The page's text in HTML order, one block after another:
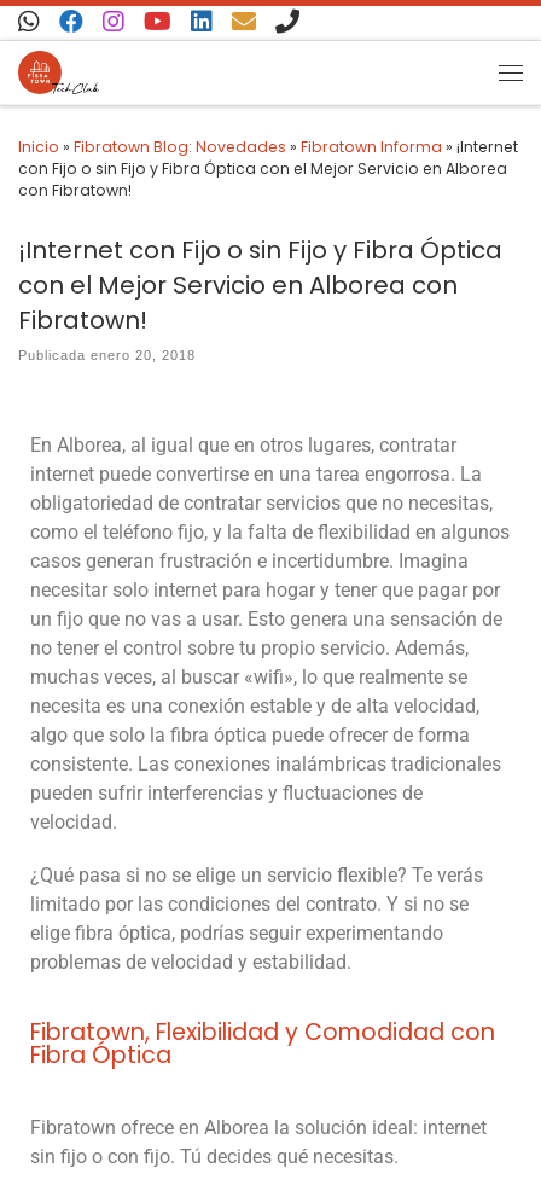
Saltar al contenido
Inicio » Fibratown Blog: Novedades » Fibratown Informa » ¡Internet
con Fijo o sin Fijo y Fibra Óptica con el Mejor Servicio en Alborea
con Fibratown!
¡Internet con Fijo o sin Fijo y Fibra Óptica
con el Mejor Servicio en Alborea con
Fibratown!
Publicada enero 20, 2018
En Alborea, al igual que en otros lugares, contratar
internet puede convertirse en una tarea engorrosa. La
obligatoriedad de contratar servicios que no necesitas,
como el teléfono fijo, y la falta de flexibilidad en algunos
casos generan frustración e incertidumbre. Imagina
necesitar solo internet para hogar y tener que pagar por
un fijo que no vas a usar. Esto genera una sensación de
no tener el control sobre tu propio servicio. Además,
muchas veces, al buscar «wifi», lo que realmente se
necesita es una conexión estable y de alta velocidad,
algo que solo la fibra óptica puede ofrecer de forma
consistente. Las conexiones inalámbricas tradicionales
pueden sufrir interferencias y fluctuaciones de
velocidad.
¿Qué pasa si no se elige un servicio flexible? Te verás
limitado por las condiciones del contrato. Y si no se
elige fibra óptica, podrías seguir experimentando
problemas de velocidad y estabilidad.
Fibratown, Flexibilidad y Comodidad con
Fibra Óptica
Fibratown ofrece en Alborea la solución ideal: internet
sin fijo o con fijo. Tú decides qué necesitas.